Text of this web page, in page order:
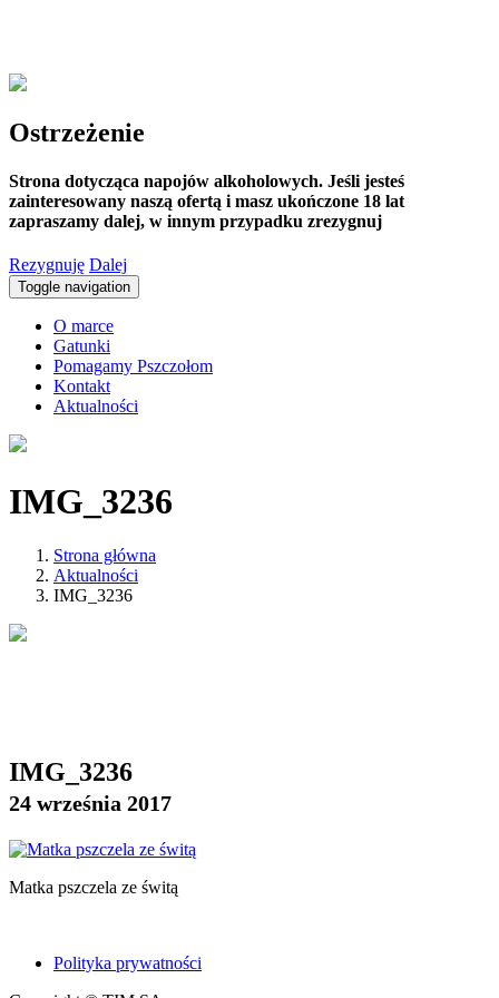
Ostrzeżenie
Strona dotycząca napojów alkoholowych. Jeśli jesteś
zainteresowany naszą ofertą i masz ukończone 18 lat
zapraszamy dalej, w innym przypadku zrezygnuj
Rezygnuję Dalej
Toggle navigation
O marce
Gatunki
Pomagamy Pszczołom
Kontakt
Aktualności
IMG_3236
Strona główna
Aktualności
IMG_3236
IMG_3236
24 września 2017
Matka pszczela ze świtą
Polityka prywatności